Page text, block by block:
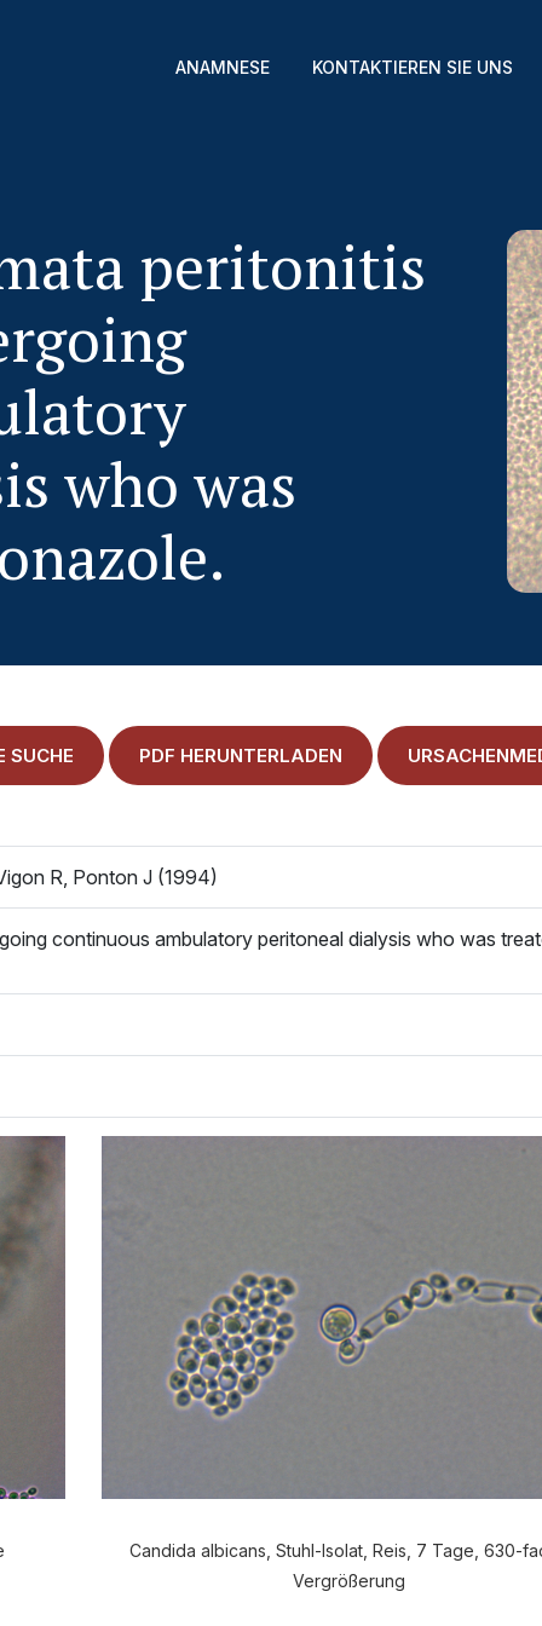
ANAMNESE KONTAKTIEREN SIE UNS
peritonitis
who was
SUCHE PDF HERUNTERLADEN
R, Ponton J (1994)
continuous ambulatory peritoneal dialysis who was
Candida albicans, Stuhl-Isolat, Reis, 7 Tage, 630-
Vergrößerung